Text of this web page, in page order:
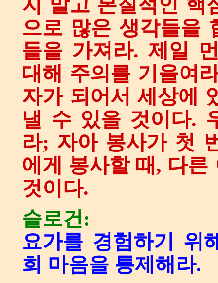
지 말고 본질적인 핵
으로 많은 생각들을
들을 가져라. 제일
대해 주의를 기울여
자가 되어서 세상에
낼 수 있을 것이다.
라; 자아 봉사가 첫
에게 봉사할 때, 다른
것이다.
슬로건:
요가를 경험하기 위
희 마음을 통제해라.